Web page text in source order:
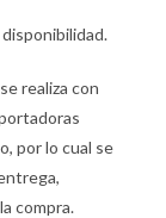
realiza con
por lo cual se
compra.